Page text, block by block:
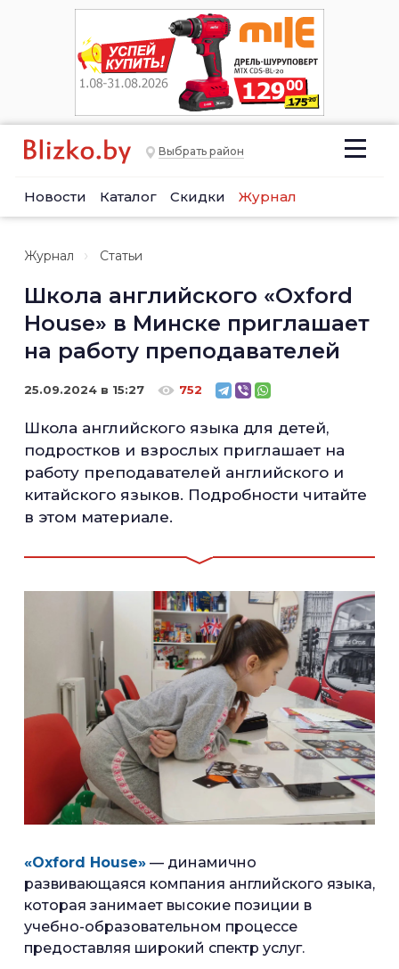
Выбрать район
Новости Каталог Скидки Журнал
Журнал Статьи
Школа английского «Oxford
House» в Минске приглашает
на работу преподавателей
25.09.2024 в 15:27 752
Школа английского языка для детей,
подростков и взрослых приглашает на
работу преподавателей английского и
китайского языков. Подробности читайте
в этом материале.
«Oxford House» — динамично
развивающаяся компания английского языка,
которая занимает высокие позиции в
учебно-образовательном процессе
предоставляя широкий спектр услуг.